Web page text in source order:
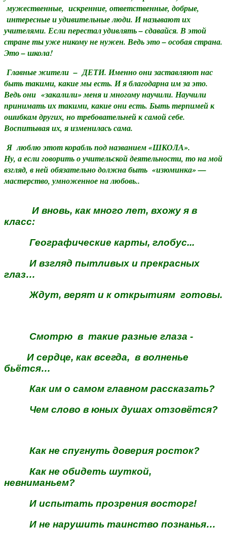
мужественные, искренние, ответственные, добрые,
интересные и удивительные люди. И называют их
учителями. Если перестал удивлять – сдавайся. В этой
стране ты уже никому не нужен. Ведь это – особая страна.
Это – школа!
Главные жители – ДЕТИ. Именно они заставляют нас
быть такими, какие мы есть. И я благодарна им за это.
Ведь они «закалили» меня и многому научили. Научили
принимать их такими, какие они есть. Быть терпимей к
ошибкам других, но требовательней к самой себе.
Воспитывая их, я изменилась сама.
Я люблю этот корабль под названием «ШКОЛА».
Ну, а если говорить о учительской деятельности, то на мой
взгляд, в ней обязательно должна быть «изюминка» —
мастерство, умноженное на любовь..
И вновь, как много лет, вхожу я в
класс:
Географические карты, глобус...
И взгляд пытливых и прекрасных
глаз…
Ждут, верят и к открытиям готовы.
Смотрю в такие разные глаза -
И сердце, как всегда, в волненье
бьётся…
Как им о самом главном рассказать?
Чем слово в юных душах отзовётся?
Как не спугнуть доверия росток?
Как не обидеть шуткой,
невниманьем?
И испытать прозрения восторг!
И не нарушить таинство познанья…